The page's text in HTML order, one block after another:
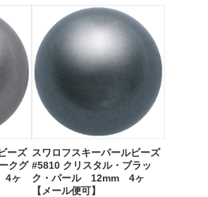
ーズ
クグ
4ヶ
スワロフスキーパールビーズ
#5810 クリスタル・ブラッ
ク・パール 12mm 4ヶ
【メール便可】